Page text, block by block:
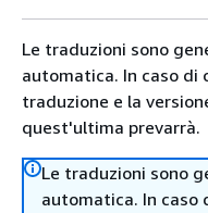
Le traduzioni sono
automatica. In caso
traduzione e la
quest'ultima prevarrà.
Le traduzioni sono
automatica. In